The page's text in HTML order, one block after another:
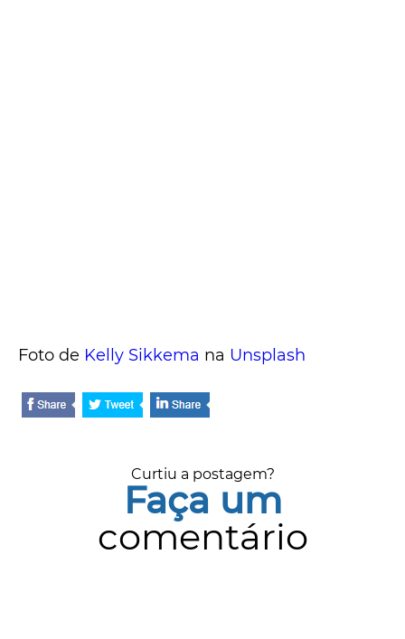
Foto de Kelly Sikkema na Unsplash
Curtiu a postagem?
Faça um
comentário